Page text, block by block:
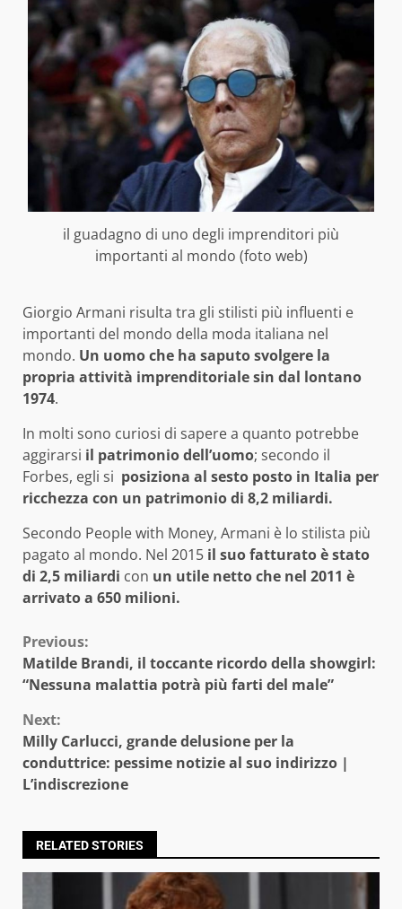
il guadagno di uno degli imprenditori più
importanti al mondo (foto web)
Giorgio Armani risulta tra gli stilisti più influenti e
importanti del mondo della moda italiana nel
mondo. Un uomo che ha saputo svolgere la
propria attività imprenditoriale sin dal lontano
1974.
In molti sono curiosi di sapere a quanto potrebbe
aggirarsi il patrimonio dell’uomo; secondo il
Forbes, egli si posiziona al sesto posto in Italia per
ricchezza con un patrimonio di 8,2 miliardi.
Secondo People with Money, Armani è lo stilista più
pagato al mondo. Nel 2015 il suo fatturato è stato
di 2,5 miliardi con un utile netto che nel 2011 è
arrivato a 650 milioni.
Continue
Reading
Previous:
Matilde Brandi, il toccante ricordo della showgirl:
“Nessuna malattia potrà più farti del male”
Next:
Milly Carlucci, grande delusione per la
conduttrice: pessime notizie al suo indirizzo |
L’indiscrezione
RELATED STORIES